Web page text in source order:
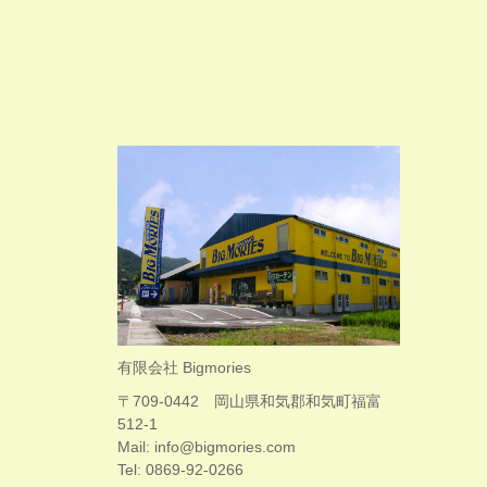
有限会社 Bigmories
〒709-0442 岡山県和気郡和気町福富
512-1
Mail: info@bigmories.com
Tel: 0869-92-0266